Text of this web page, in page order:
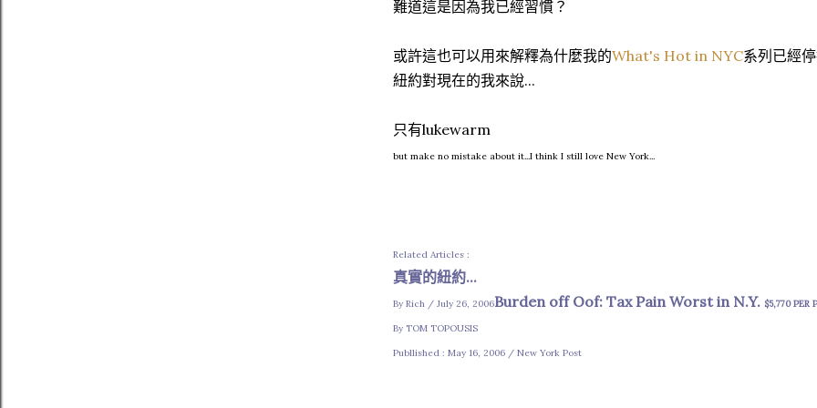
難道這是因為我已經習慣？
或許這也可以用來解釋為什麼我的What's Hot in NYC系列已經
紐約對現在的我來說...
只有lukewarm
but make no mistake about it...I think I still love New York...
Related Articles :
真實的紐約...
By Rich / July 26, 2006Burden off Oof: Tax Pain Worst in N.Y. $5,770 PER
By TOM TOPOUSIS
Publlished : May 16, 2006 / New York Post